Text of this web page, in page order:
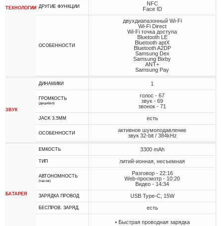
ТЕХНОЛОГИИ ДРУГИЕ ФУНКЦИИ
NFC
Face ID
ОСОБЕННОСТИ
двухдиапазонный Wi-Fi
Wi-Fi Direct
Wi-Fi точка доступа
Bluetooth LE
Bluetooth aptX
Bluetooth A2DP
Samsung Dex
Samsung Bixby
ANT+
Samsung Pay
ЗВУК
ДИНАМИКИ 1
ГРОМКОСТЬ
(децибел)
голос - 67
звук - 69
звонок - 71
JACK 3.5MM есть
ОСОБЕННОСТИ
активное шумоподавление
звук 32-bit / 384kHz
БАТАРЕЯ
ЕМКОСТЬ 3300 mAh
ТИП литий-ионная, несъемная
АВТОНОМНОСТЬ
(часов)
Разговор - 22:16
Web-просмотр - 10:20
Видео - 14:34
ЗАРЯДКА ПРОВОД USB Type-C, 15W
БЕСПРОВ. ЗАРЯД. есть
• Быстрая проводная зарядка